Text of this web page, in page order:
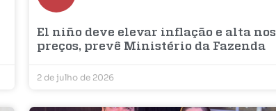
El niño deve elevar inflação e alta nos
preços, prevê Ministério da Fazenda
2 de julho de 2026